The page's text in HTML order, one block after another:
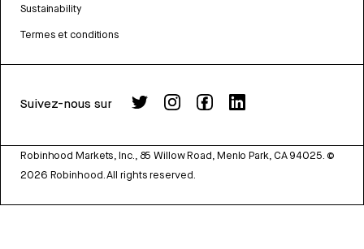
Sustainability
Termes et conditions
Suivez-nous sur
Robinhood Markets, Inc., 85 Willow Road, Menlo Park, CA 94025. ©
2026 Robinhood. All rights reserved.